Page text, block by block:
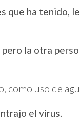
que ha tenido,
la otra
como uso de
el virus.